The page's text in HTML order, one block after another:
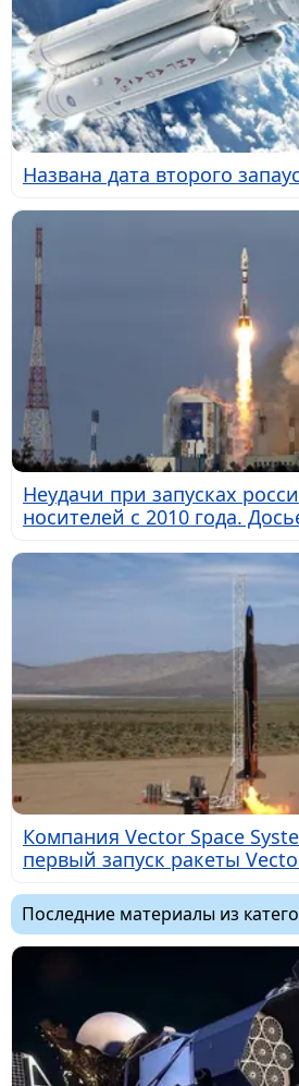
Названа дата второго
Неудачи при запусках
носителей с 2010 года.
Компания Vector Space
первый запуск ракеты
Последние материалы из